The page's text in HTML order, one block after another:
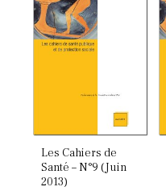
Les Cahiers de
Santé – N°9 (Juin
2013)